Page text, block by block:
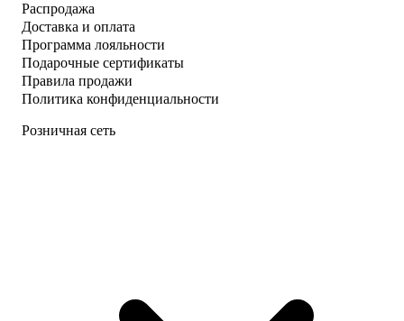
Распродажа
Доставка и оплата
Программа лояльности
Подарочные сертификаты
Правила продажи
Политика конфиденциальности
Розничная сеть